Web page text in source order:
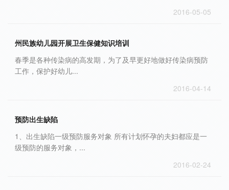
2016-05-05
州民族幼儿园开展卫生保健知识培训
春季是各种传染病的高发期，为了及早更好地做好传染病预防
工作，保护好幼儿...
2016-04-14
预防出生缺陷
1、出生缺陷一级预防服务对象 所有计划怀孕的夫妇都应是一
级预防的服务对象，...
2016-02-24